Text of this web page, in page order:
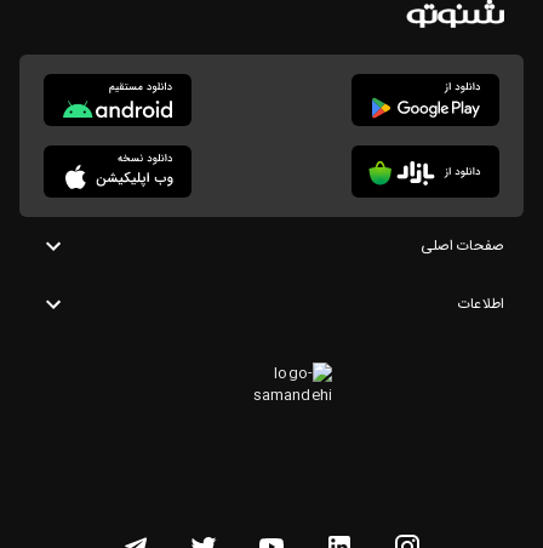
صفحات اصلی
اطلاعات